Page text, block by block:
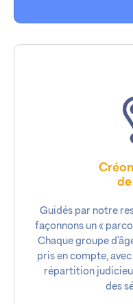
Guidés par notre
façonnons un «
Chaque groupe
pris en compte,
répartition
des